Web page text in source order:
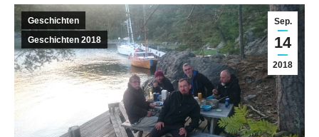
Sep.
14
2018
Geschichten
Geschichten 2018